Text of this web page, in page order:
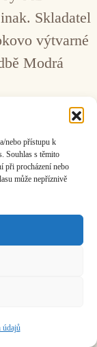
nebo přístupu k
Souhlas s těmito
při procházení nebo
může nepříznivě
údajů
Skladatel
výtvarné
Modrá
středisko